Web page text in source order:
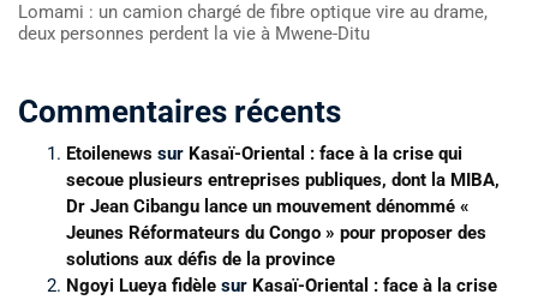
Lomami : un camion chargé de fibre optique vire au drame,
deux personnes perdent la vie à Mwene-Ditu
Commentaires récents
Etoilenews sur Kasaï-Oriental : face à la crise qui
secoue plusieurs entreprises publiques, dont la MIBA,
Dr Jean Cibangu lance un mouvement dénommé «
Jeunes Réformateurs du Congo » pour proposer des
solutions aux défis de la province
Ngoyi Lueya fidèle sur Kasaï-Oriental : face à la crise